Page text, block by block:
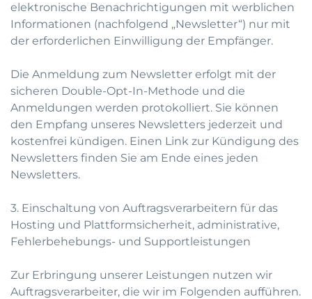
elektronische Benachrichtigungen mit werblichen
Informationen (nachfolgend „Newsletter“) nur mit
der erforderlichen Einwilligung der Empfänger.
Die Anmeldung zum Newsletter erfolgt mit der
sicheren Double-Opt-In-Methode und die
Anmeldungen werden protokolliert. Sie können
den Empfang unseres Newsletters jederzeit und
kostenfrei kündigen. Einen Link zur Kündigung des
Newsletters finden Sie am Ende eines jeden
Newsletters.
3. Einschaltung von Auftragsverarbeitern für das
Hosting und Plattformsicherheit, administrative,
Fehlerbehebungs- und Supportleistungen
Zur Erbringung unserer Leistungen nutzen wir
Auftragsverarbeiter, die wir im Folgenden aufführen.